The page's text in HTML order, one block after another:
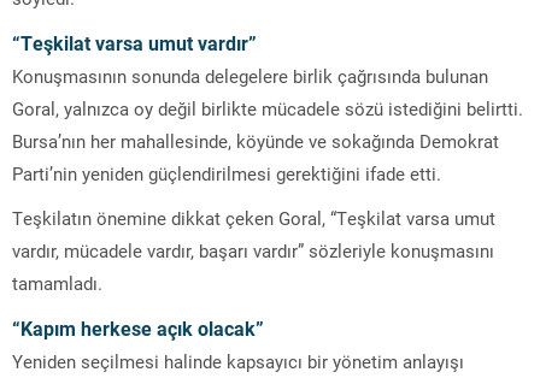
“Teşkilat varsa umut vardır”
Konuşmasının sonunda delegelere birlik çağrısında bulunan
Goral, yalnızca oy değil birlikte mücadele sözü istediğini belirtti.
Bursa’nın her mahallesinde, köyünde ve sokağında Demokrat
Parti’nin yeniden güçlendirilmesi gerektiğini ifade etti.
Teşkilatın önemine dikkat çeken Goral, “Teşkilat varsa umut
vardır, mücadele vardır, başarı vardır” sözleriyle konuşmasını
tamamladı.
“Kapım herkese açık olacak”
Yeniden seçilmesi halinde kapsayıcı bir yönetim anlayışı